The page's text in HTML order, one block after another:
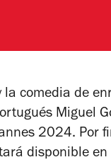
comedia de
Miguel
2024. Por
disponible en